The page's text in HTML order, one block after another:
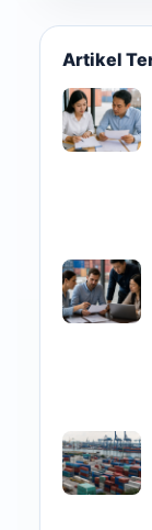
Artikel